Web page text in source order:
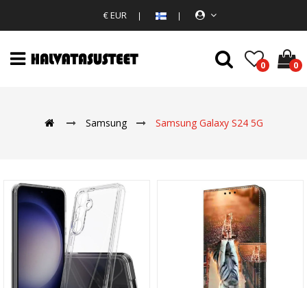
€ EUR
0 0
Samsung Samsung Galaxy S24 5G